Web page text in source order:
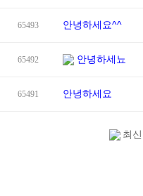
65493 안녕하세요^^
65492 안녕하세뇨
65491 안녕하세요
최신